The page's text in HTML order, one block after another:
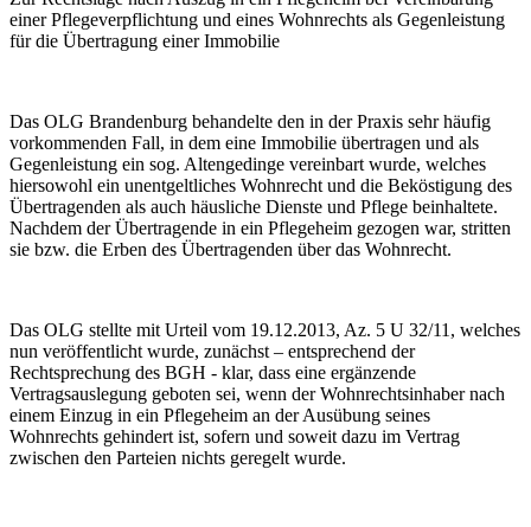
einer Pflegeverpflichtung und eines Wohnrechts als Gegenleistung
für die Übertragung einer Immobilie
Das OLG Brandenburg behandelte den in der Praxis sehr häufig
vorkommenden Fall, in dem eine Immobilie übertragen und als
Gegenleistung ein sog. Altengedinge vereinbart wurde, welches
hiersowohl ein unentgeltliches Wohnrecht und die Beköstigung des
Übertragenden als auch häusliche Dienste und Pflege beinhaltete.
Nachdem der Übertragende in ein Pflegeheim gezogen war, stritten
sie bzw. die Erben des Übertragenden über das Wohnrecht.
Das OLG stellte mit Urteil vom 19.12.2013, Az. 5 U 32/11, welches
nun veröffentlicht wurde, zunächst – entsprechend der
Rechtsprechung des BGH - klar, dass eine ergänzende
Vertragsauslegung geboten sei, wenn der Wohnrechtsinhaber nach
einem Einzug in ein Pflegeheim an der Ausübung seines
Wohnrechts gehindert ist, sofern und soweit dazu im Vertrag
zwischen den Parteien nichts geregelt wurde.